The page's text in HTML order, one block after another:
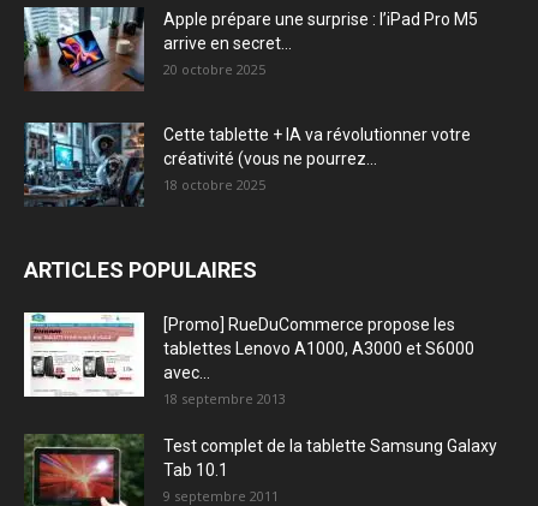
Apple prépare une surprise : l’iPad Pro M5
arrive en secret...
20 octobre 2025
Cette tablette + IA va révolutionner votre
créativité (vous ne pourrez...
18 octobre 2025
ARTICLES POPULAIRES
[Promo] RueDuCommerce propose les
tablettes Lenovo A1000, A3000 et S6000
avec...
18 septembre 2013
Test complet de la tablette Samsung Galaxy
Tab 10.1
9 septembre 2011